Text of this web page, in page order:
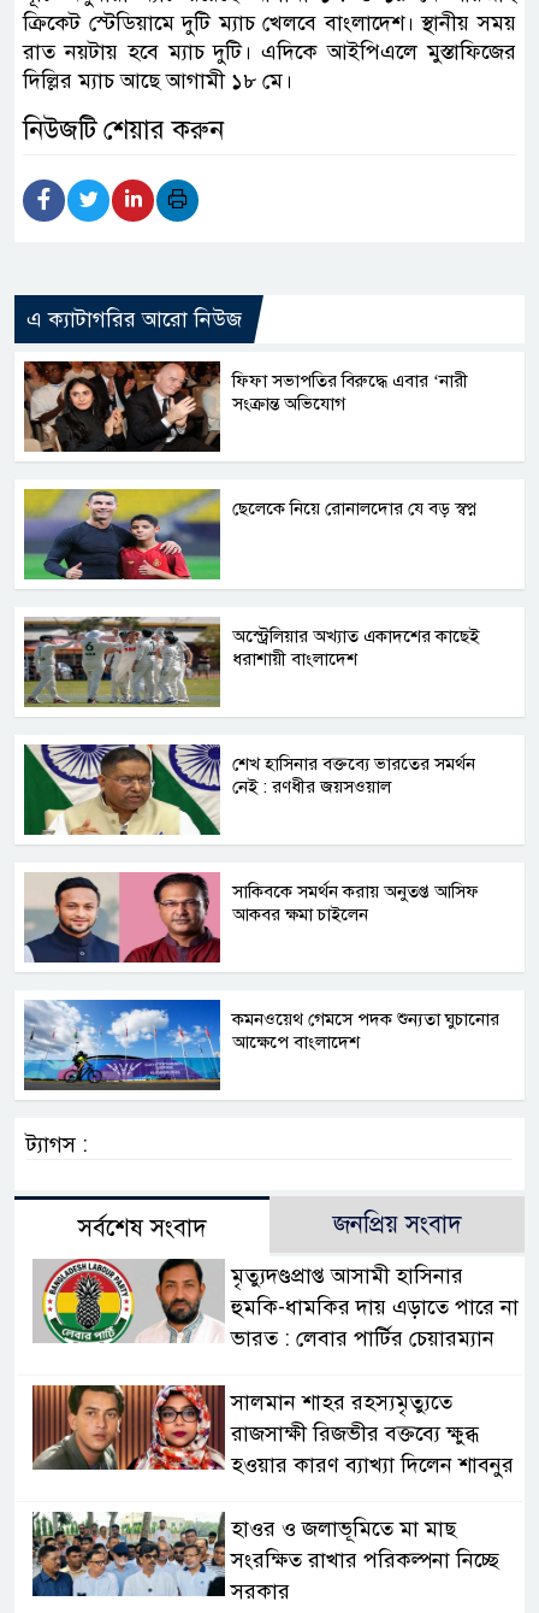
ক্রিকেট স্টেডিয়ামে দুটি ম্যাচ খেলবে বাংলাদেশ। স্থানীয় সময়
রাত নয়টায় হবে ম্যাচ দুটি। এদিকে আইপিএলে মুস্তাফিজের
দিল্লির ম্যাচ আছে আগামী ১৮ মে।
নিউজটি শেয়ার করুন
এ ক্যাটাগরির আরো নিউজ
ফিফা সভাপতির বিরুদ্ধে এবার ‘নারী
সংক্রান্ত অভিযোগ
ছেলেকে নিয়ে রোনালদোর যে বড় স্বপ্ন
অস্ট্রেলিয়ার অখ্যাত একাদশের কাছেই
ধরাশায়ী বাংলাদেশ
শেখ হাসিনার বক্তব্যে ভারতের সমর্থন
নেই : রণধীর জয়সওয়াল
সাকিবকে সমর্থন করায় অনুতপ্ত আসিফ
আকবর ক্ষমা চাইলেন
কমনওয়েথ গেমসে পদক শুন্যতা ঘুচানোর
আক্ষেপে বাংলাদেশ
ট্যাগস :
সর্বশেষ সংবাদ জনপ্রিয় সংবাদ
মৃত্যুদণ্ডপ্রাপ্ত আসামী হাসিনার
হুমকি-ধামকির দায় এড়াতে পারে না
ভারত : লেবার পার্টির চেয়ারম্যান
সালমান শাহর রহস্যমৃত্যুতে
রাজসাক্ষী রিজভীর বক্তব্যে ক্ষুব্ধ
হওয়ার কারণ ব্যাখ্যা দিলেন শাবনুর
হাওর ও জলাভূমিতে মা মাছ
সংরক্ষিত রাখার পরিকল্পনা নিচ্ছে
সরকার